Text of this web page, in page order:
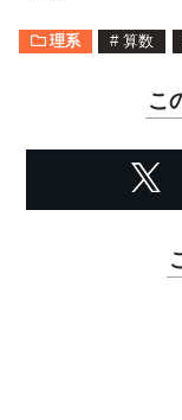
理系 # 算数
こ